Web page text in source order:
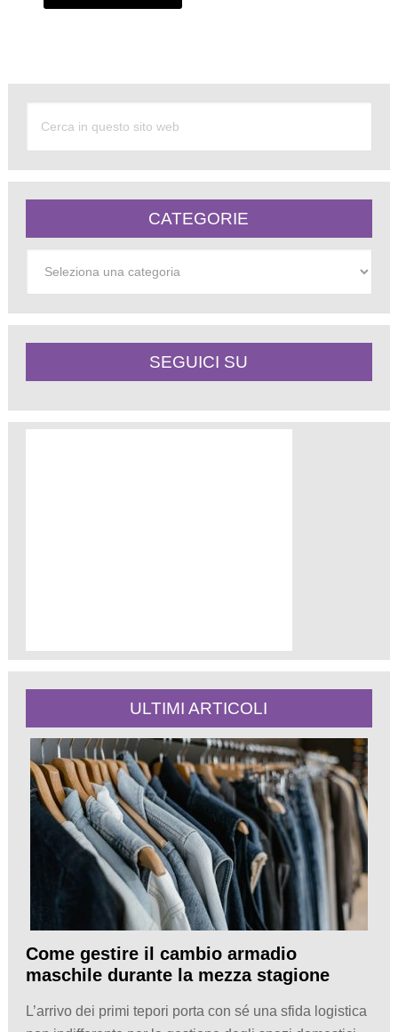
CATEGORIE
SEGUICI SU
ULTIMI ARTICOLI
Come gestire il cambio armadio
maschile durante la mezza stagione
L’arrivo dei primi tepori porta con sé una sfida logistica